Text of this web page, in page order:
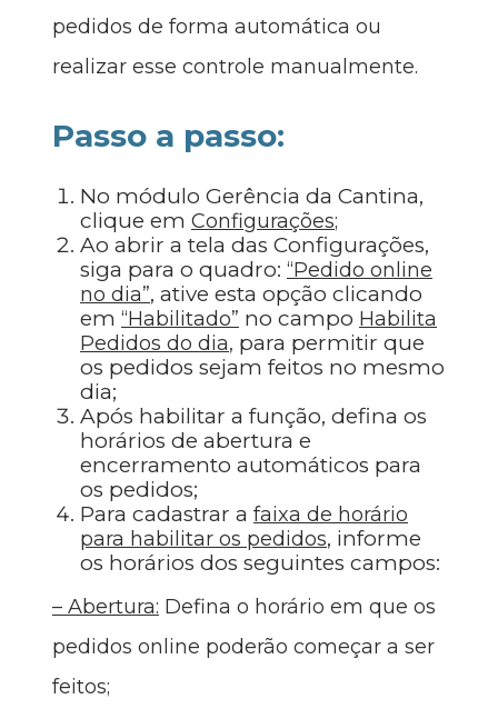
pedidos de forma automática ou
realizar esse controle manualmente.
Passo a passo:
No módulo Gerência da Cantina,
clique em Configurações;
Ao abrir a tela das Configurações,
siga para o quadro: “Pedido online
no dia”, ative esta opção clicando
em “Habilitado” no campo Habilita
Pedidos do dia, para permitir que
os pedidos sejam feitos no mesmo
dia;
Após habilitar a função, defina os
horários de abertura e
encerramento automáticos para
os pedidos;
Para cadastrar a faixa de horário
para habilitar os pedidos, informe
os horários dos seguintes campos:
– Abertura: Defina o horário em que os
pedidos online poderão começar a ser
feitos;